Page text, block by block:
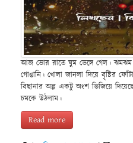
আজ ভোর রাতে ঘুম ভেঙ্গে গেল। ঝমঝম
গোঙানি। খোলা জানলা দিয়ে বৃষ্টির
বিছানার অল্প একটু অংশ ভিজিয়ে
চমকে উঠলাম।
Read more